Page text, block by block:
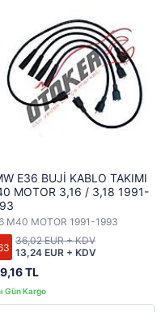
E36 BUJİ KABLO TAKIMI
MOTOR 3,16 / 3,18 1991-
M40 MOTOR 1991-1993
TL
13,24 EUR + KDV
36,02 EUR + KDV